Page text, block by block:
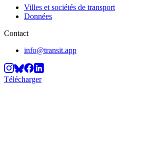
Villes et sociétés de transport
Données
Contact
info@transit.app
Télécharger